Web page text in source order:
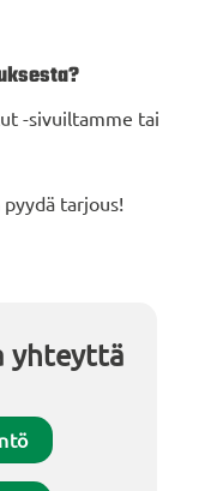
-sivuiltamme tai
tarjous!
yhteyttä